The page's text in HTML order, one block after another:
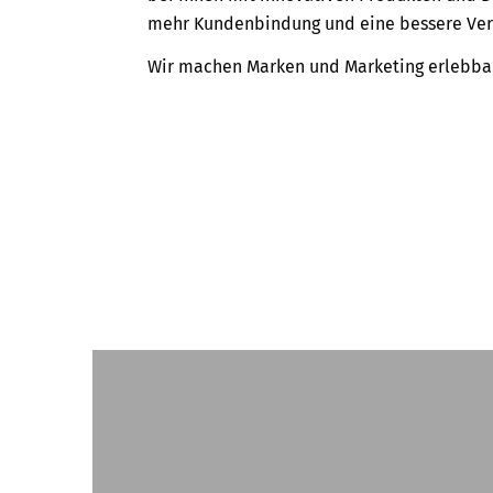
mehr Kundenbindung und eine bessere
Wir machen Marken und Marketing